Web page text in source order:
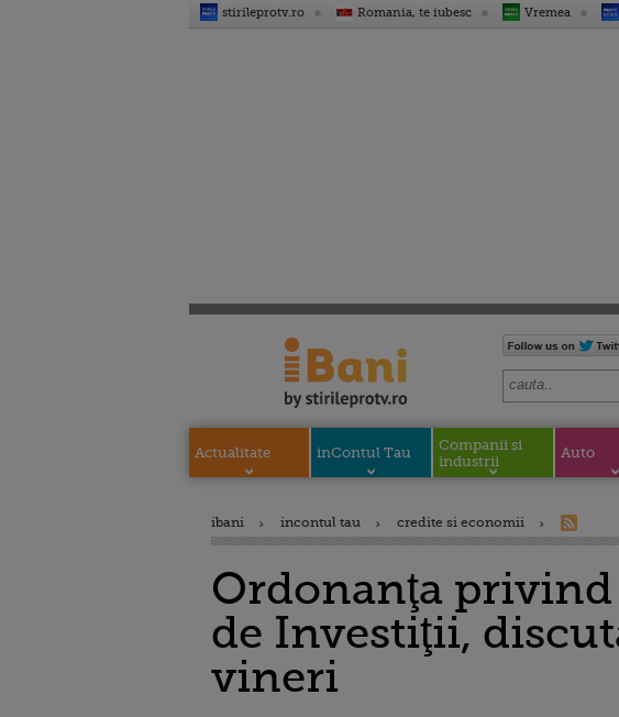
stirileprotv.ro Romania, te iubesc Vremea
Actualitate inContul Tau
Companii si
industrii
Auto
ibani incontul tau credite si economii
Ordonanţa
de Investiţii,
vineri